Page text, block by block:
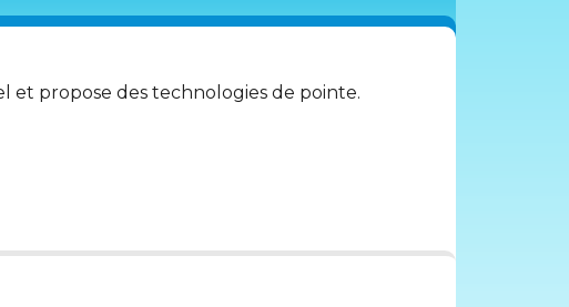
et propose des technologies de pointe.